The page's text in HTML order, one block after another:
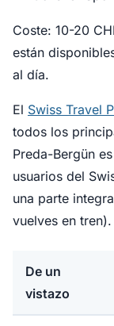
Coste: 10-20
están
al día.
El Swiss Travel
todos los
Preda-Bergün
usuarios del
una parte
vuelves en tren).
De un
vistazo